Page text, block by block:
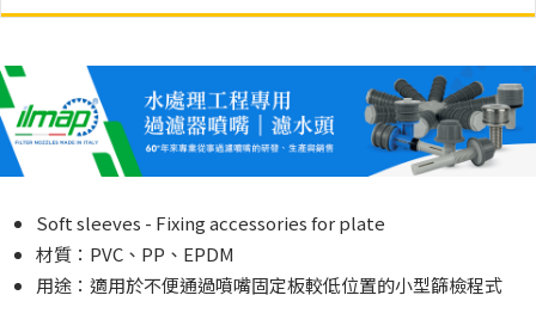
Soft sleeves - Fixing accessories for plate
材質：PVC、PP、EPDM
⽤途：適⽤於不便通過噴嘴固定板較低位置的⼩型篩檢程式